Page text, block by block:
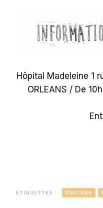
Hôpital Madeleine 1
ORLEANS / De
ÉTIQUETTES : CULTURE